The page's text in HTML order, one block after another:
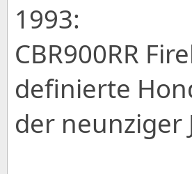
1993:
CBR900RR
definierte
der neunziger